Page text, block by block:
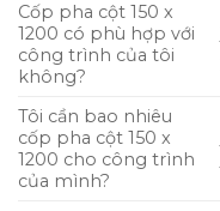
Cốp pha cột 150 x
1200 có phù hợp với
công trình của tôi
không?
Tôi cần bao nhiêu
cốp pha cột 150 x
1200 cho công trình
của mình?